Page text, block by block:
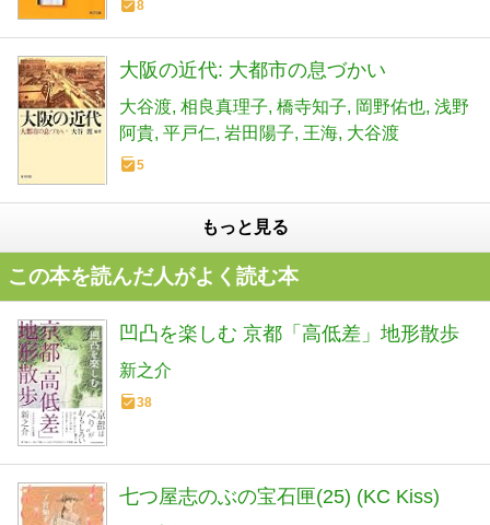
8
大阪の近代: 大都市の息づかい
大谷渡 相良真理子 橋寺知子 岡野佑也 浅野
阿貴 平戸仁 岩田陽子 王海 大谷渡
5
もっと見る
この本を読んだ人がよく読む本
凹凸を楽しむ 京都「高低差」地形散歩
新之介
38
七つ屋志のぶの宝石匣(25) (KC Kiss)